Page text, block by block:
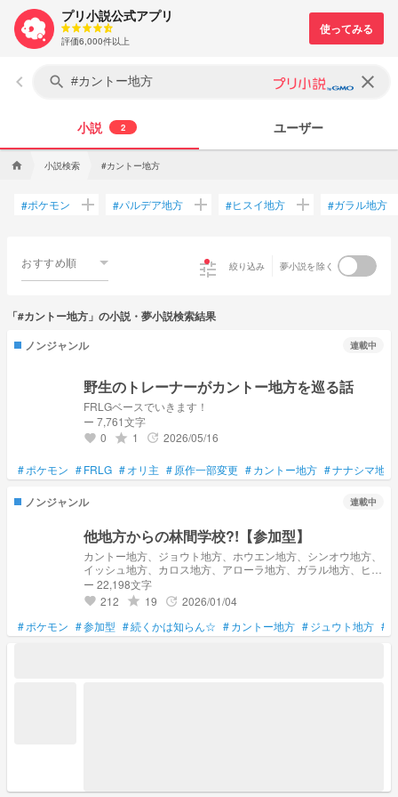
プリ小説公式アプリ
評価6,000件以上
keyboard_arrow_left search clear
小説 2 ユーザー
home 小説検索 #カントー地方
#ポケモン add #パルデア地方 add #ヒスイ地方 add #ガラル地方
おすすめ順 tune 絞り込み 夢小説を除く
「#カントー地方」の小説・夢小説検索結果
ノンジャンル
連載中
野生のトレーナーがカントー地方を巡る話
FRLGベースでいきます！
ー 7,761文字
favorite 0 grade 1 update 2026/05/16
#ポケモン #FRLG #オリ主 #原作一部変更 #カントー地方 #ナナシマ地方
ノンジャンル 連載中
他地方からの林間学校?!【参加型】
カントー地方、ジョウト地方、ホウエン地方、シンオウ地方、
イッシュ地方、カロス地方、アローラ地方、ガラル地方、ヒス
イ地方、パルデア地方から一気に集まる一大行事！ 集まる場
所は全ポケモンが生息するナイア地方 一体どんな生徒がここ
に来るんだろうか？！
ー 22,198文字
favorite 212 grade 19 update 2026/01/04
#ポケモン #参加型 #続くかは知らん☆ #カントー地方 #ジュウト地方 #